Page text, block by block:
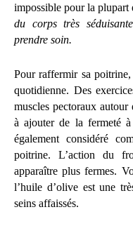
impossible pour la plupart
du corps très
prendre soin.
Pour raffermir sa
quotidienne. Des
muscles pectoraux
à ajouter de la fermeté
également considéré
poitrine. L’action du
apparaître plus fermes.
l’huile d’olive est une
seins affaissés.